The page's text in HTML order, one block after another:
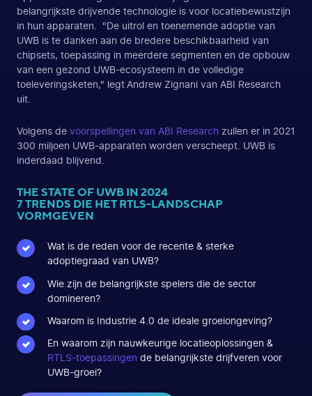
belangrijkste drijvende technologie is voor locatiebewustzijn
in hun apparaten. "De uitrol en toenemende adoptie van
UWB is te danken aan de bredere beschikbaarheid van
chipsets, toepassing in meerdere segmenten en de opbouw
van een gezond UWB-ecosysteem in de volledige
toeleveringsketen," legt Andrew Zignani van ABI Research
uit.
Volgens de voorspellingen van ABI Research zullen er in 2021
300 miljoen UWB-apparaten worden verscheept. UWB is
inderdaad blijvend.
THE STATE OF UWB IN 2024
7 TRENDS DIE HET RTLS-LANDSCHAP
VORMGEVEN
Wat is de reden voor de recente & sterke
adoptiegraad van UWB?
Wie zijn de belangrijkste spelers die de sector
domineren?
Waarom is Industrie 4.0 de ideale groeiongeving?
En waarom zijn nauwkeurige locatieoplossingen &
RTLS-toepassingen de belangrijkste drijfveren voor
UWB-groei?